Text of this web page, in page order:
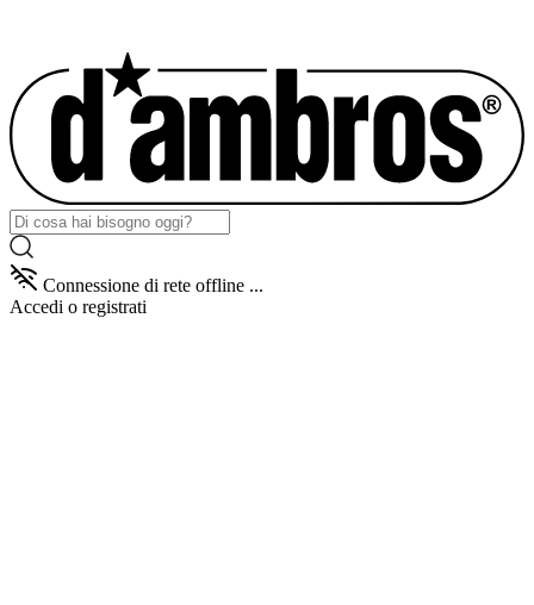
Connessione di rete offline ...
Accedi o registrati